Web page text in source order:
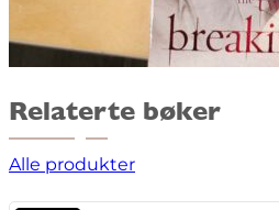
Relaterte bøker
Alle produkter